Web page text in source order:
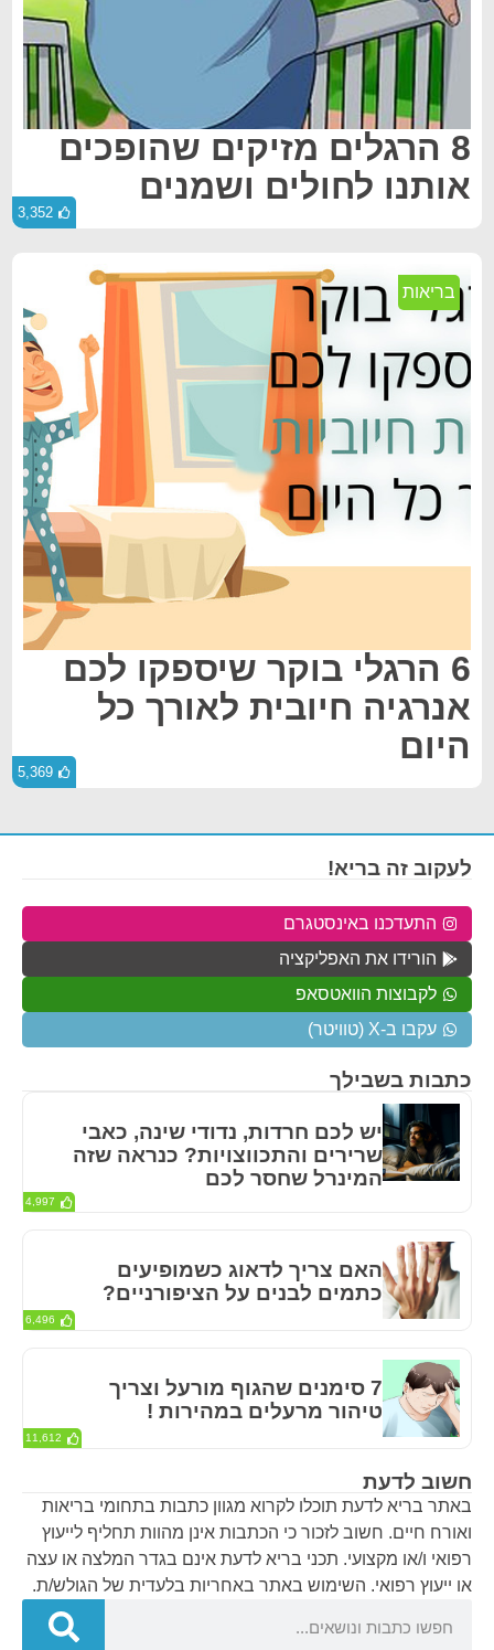
8 הרגלים מזיקים שהופכים
אותנו לחולים ושמנים
3,352
בריאות
6 הרגלי בוקר שיספקו לכם
אנרגיה חיובית לאורך כל
היום
5,369
חשוב לדעת
באתר בריא לדעת תוכלו לקרוא מגוון כתבות בתחומי בריאות
ואורח חיים. חשוב לזכור כי הכתבות אינן מהוות תחליף לייעוץ
רפואי ו/או מקצועי. תכני בריא לדעת אינם בגדר המלצה או עצה
או ייעוץ רפואי. השימוש באתר באחריות בלעדית של הגולש/ת.
כתבות בשבילך
יש לכם חרדות, נדודי שינה, כאבי
שרירים והתכווצויות? כנראה שזה
המינרל שחסר לכם
4,997
האם צריך לדאוג כשמופיעים
כתמים לבנים על הציפורניים?
6,496
7 סימנים שהגוף מורעל וצריך
טיהור מרעלים במהירות !
11,612
לעקוב זה בריא!
התעדכנו באינסטגרם
הורידו את האפליקציה
לקבוצות הוואטסאפ
עקבו ב-X (טוויטר)